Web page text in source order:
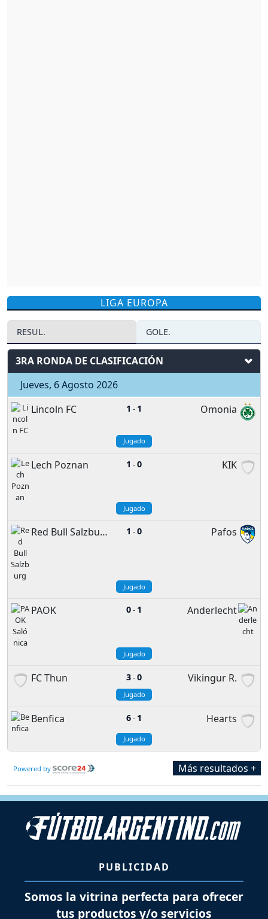
LIGA EUROPA
RESUL. GOLE.
3RA RONDA DE CLASIFICACIÓN
Jueves, 6 Agosto 2026
Lincoln FC
1 - 1 Omonia
Jugado
Lech Poznan 1 -0 KIK
Jugado
Red Bull Salzburg 1 -0 Pafos
Jugado
PAOK 0- 1 Anderlecht
Jugado
FC Thun 3-0 Vikingur R.
Jugado
Benfica 6- 1 Hearts
Jugado
Powered by Más resultados +
PUBLICIDAD
Somos la vitrina perfecta para ofrecer
tus productos y/o servicios